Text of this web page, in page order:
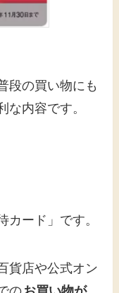
段の買い物にも
な内容です。
カード」です。
貨店や公式オン